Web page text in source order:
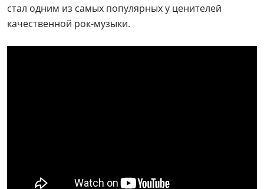
стал одним из самых популярных у ценителей
качественной рок-музыки.